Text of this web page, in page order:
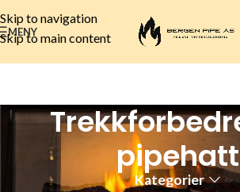
Skip to navigation
Skip to main content
MENY
pipehatt
Kategorier